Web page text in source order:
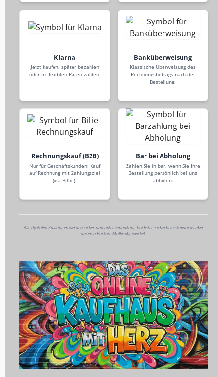
Klarna
Jetzt kaufen, später bezahlen
oder in flexiblen Raten zahlen.
Banküberweisung
Klassische Überweisung des
Rechnungsbetrags nach der
Bestellung.
Rechnungskauf (B2B)
Nur für Geschäftskunden: Kauf
auf Rechnung mit Zahlungsziel
(via Billie).
Bar bei Abholung
Zahlen Sie in bar, wenn Sie Ihre
Bestellung persönlich bei uns
abholen.
Alle digitalen Zahlungen werden sicher und unter Einhaltung höchster Sicherheitsstandards über
unseren Partner Mollie abgewickelt.